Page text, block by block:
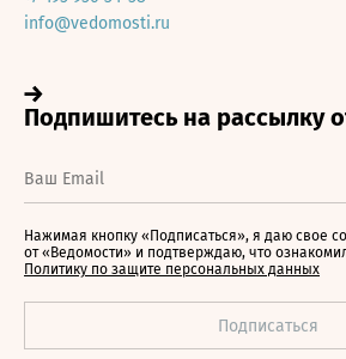
info@vedomosti.ru
Нажимая кнопку «Подписаться», я даю свое
от «Ведомости» и подтверждаю, что
Политику по защите персональных данных